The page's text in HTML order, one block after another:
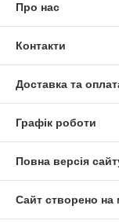
Про нас
Контакти
Доставка та
Графік роботи
Повна версія
Сайт створено на